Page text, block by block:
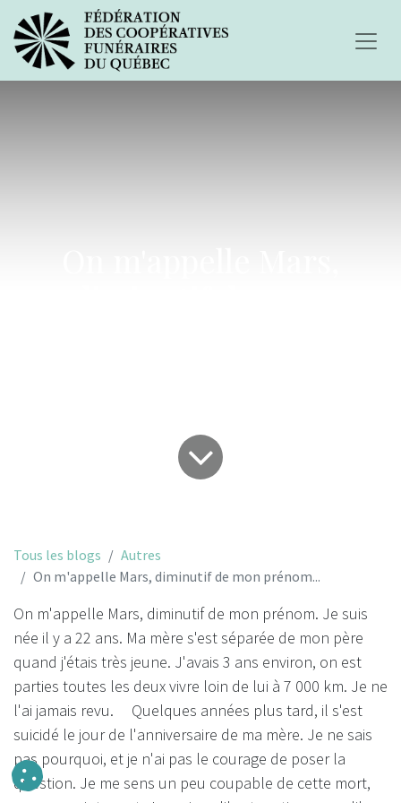
Tous les blogs
Autres
On m'appelle Mars, diminutif de mon prénom...
On m'appelle Mars, diminutif de mon prénom. Je suis
née il y a 22 ans. Ma mère s'est séparée de mon père
quand j'étais très jeune. J'avais 3 ans environ, on est
parties toutes les deux vivre loin de lui à 7 000 km. Je ne
l'ai jamais revu. Quelques années plus tard, il s'est
suicidé le jour de l'anniversaire de ma mère. Je ne sais
pas pourquoi, et je n'ai pas le courage de poser la
question. Je me sens un peu coupable de cette mort,